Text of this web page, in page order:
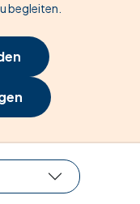
begleiten.